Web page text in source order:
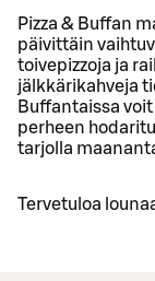
Pizza & Buffan
päivittäin
toivepizzoja ja
jälkkärikahveja
Buffantaissa
perheen
tarjolla
Tervetuloa